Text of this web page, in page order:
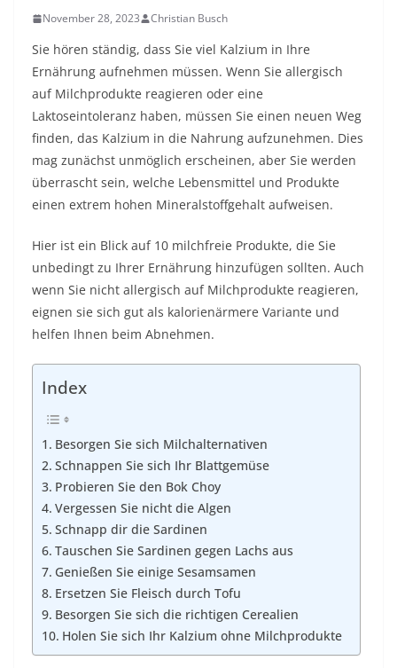
November 28, 2023 Christian Busch
Sie hören ständig, dass Sie viel Kalzium in Ihre
Ernährung aufnehmen müssen. Wenn Sie allergisch
auf Milchprodukte reagieren oder eine
Laktoseintoleranz haben, müssen Sie einen neuen Weg
finden, das Kalzium in die Nahrung aufzunehmen. Dies
mag zunächst unmöglich erscheinen, aber Sie werden
überrascht sein, welche Lebensmittel und Produkte
einen extrem hohen Mineralstoffgehalt aufweisen.
Hier ist ein Blick auf 10 milchfreie Produkte, die Sie
unbedingt zu Ihrer Ernährung hinzufügen sollten. Auch
wenn Sie nicht allergisch auf Milchprodukte reagieren,
eignen sie sich gut als kalorienärmere Variante und
helfen Ihnen beim Abnehmen.
Index
Besorgen Sie sich Milchalternativen
Schnappen Sie sich Ihr Blattgemüse
Probieren Sie den Bok Choy
Vergessen Sie nicht die Algen
Schnapp dir die Sardinen
Tauschen Sie Sardinen gegen Lachs aus
Genießen Sie einige Sesamsamen
Ersetzen Sie Fleisch durch Tofu
Besorgen Sie sich die richtigen Cerealien
Holen Sie sich Ihr Kalzium ohne Milchprodukte